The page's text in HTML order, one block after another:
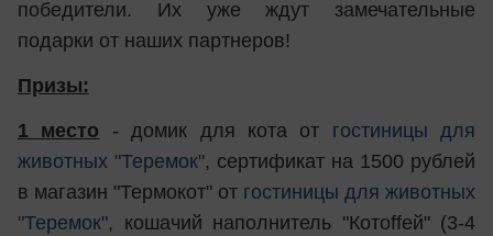
победители. Их уже ждут замечательные
подарки от наших партнеров!
Призы:
1 место - домик для кота от гостиницы для
животных "Теремок", сертификат на 1500 рублей
в магазин "Термокот" от гостиницы для животных
"Теремок", кошачий наполнитель "Котоffей" (3-4